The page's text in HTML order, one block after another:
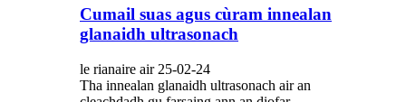
Cumail suas agus cùram innealan
glanaidh ultrasonach
le rianaire air 25-02-24
Tha innealan glanaidh ultrasonach air an